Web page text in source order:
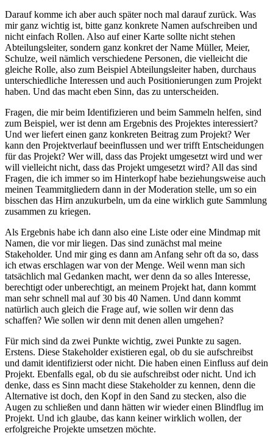
Darauf komme ich aber auch später noch mal darauf zurück. Was
mir ganz wichtig ist, bitte ganz konkrete Namen aufschreiben und
nicht einfach Rollen. Also auf einer Karte sollte nicht stehen
Abteilungsleiter, sondern ganz konkret der Name Müller, Meier,
Schulze, weil nämlich verschiedene Personen, die vielleicht die
gleiche Rolle, also zum Beispiel Abteilungsleiter haben, durchaus
unterschiedliche Interessen und auch Positionierungen zum Projekt
haben. Und das macht eben Sinn, das zu unterscheiden.
Fragen, die mir beim Identifizieren und beim Sammeln helfen, sind
zum Beispiel, wer ist denn am Ergebnis des Projektes interessiert?
Und wer liefert einen ganz konkreten Beitrag zum Projekt? Wer
kann den Projektverlauf beeinflussen und wer trifft Entscheidungen
für das Projekt? Wer will, dass das Projekt umgesetzt wird und wer
will vielleicht nicht, dass das Projekt umgesetzt wird? All das sind
Fragen, die ich immer so im Hinterkopf habe beziehungsweise auch
meinen Teammitgliedern dann in der Moderation stelle, um so ein
bisschen das Hirn anzukurbeln, um da eine wirklich gute Sammlung
zusammen zu kriegen.
Als Ergebnis habe ich dann also eine Liste oder eine Mindmap mit
Namen, die vor mir liegen. Das sind zunächst mal meine
Stakeholder. Und mir ging es dann am Anfang sehr oft da so, dass
ich etwas erschlagen war von der Menge. Weil wenn man sich
tatsächlich mal Gedanken macht, wer denn da so alles Interesse,
berechtigt oder unberechtigt, an meinem Projekt hat, dann kommt
man sehr schnell mal auf 30 bis 40 Namen. Und dann kommt
natürlich auch gleich die Frage auf, wie sollen wir denn das
schaffen? Wie sollen wir denn mit denen allen umgehen?
Für mich sind da zwei Punkte wichtig, zwei Punkte zu sagen.
Erstens. Diese Stakeholder existieren egal, ob du sie aufschreibst
und damit identifizierst oder nicht. Die haben einen Einfluss auf dein
Projekt. Ebenfalls egal, ob du sie aufschreibst oder nicht. Und ich
denke, dass es Sinn macht diese Stakeholder zu kennen, denn die
Alternative ist doch, den Kopf in den Sand zu stecken, also die
Augen zu schließen und dann hätten wir wieder einen Blindflug im
Projekt. Und ich glaube, das kann keiner wirklich wollen, der
erfolgreiche Projekte umsetzen möchte.